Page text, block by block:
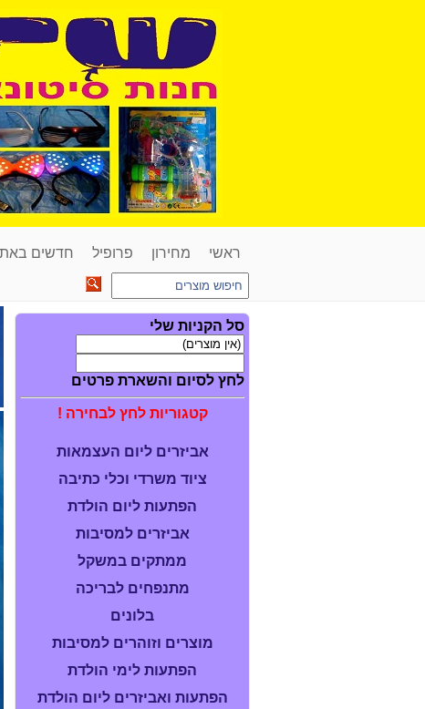
ראשי מחירון פרופיל חדשים
סל הקניות שלי
לחץ לסיום והשארת פרטים
קטגוריות לחץ לבחירה !
אביזרים ליום העצמאות
ציוד משרדי וכלי כתיבה
הפתעות ליום הולדת
אביזרים למסיבות
ממתקים במשקל
מתנפחים לבריכה
בלונים
מוצרים וזוהרים למסיבות
הפתעות לימי הולדת
הפתעות ואביזרים ליום הולדת